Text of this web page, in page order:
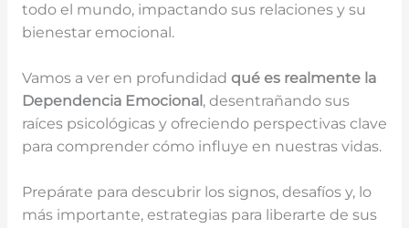
todo el mundo, impactando sus relaciones y su
bienestar emocional.
Vamos a ver en profundidad qué es realmente la
Dependencia Emocional , desentrañando sus
raíces psicológicas y ofreciendo perspectivas clave
para comprender cómo influye en nuestras vidas.
Prepárate para descubrir los signos, desafíos y, lo
más importante, estrategias para liberarte de sus